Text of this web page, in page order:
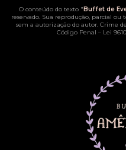
O conteúdo do texto " Buffet de
reservado. Sua reprodução, parcial
sem a autorização do autor. Crime
Código Penal – Lei